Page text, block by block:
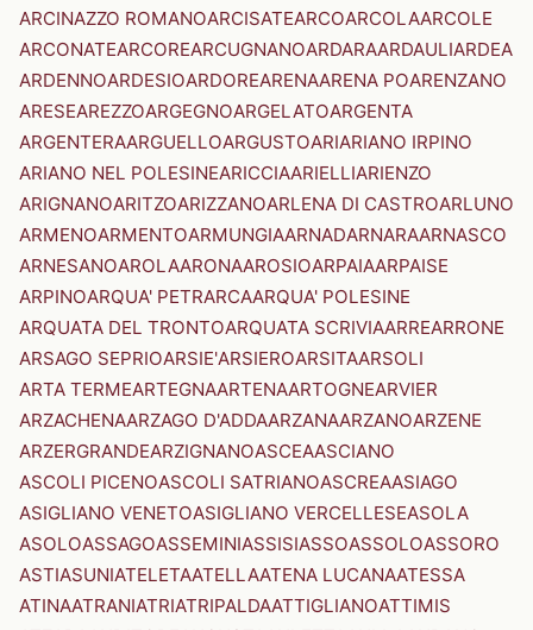
ARCINAZZO ROMANOARCISATEARCOARCOLAARCOLE
ARCONATEARCOREARCUGNANOARDARAARDAULIARDEA
ARDENNOARDESIOARDOREARENAARENA POARENZANO
ARESEAREZZOARGEGNOARGELATOARGENTA
ARGENTERAARGUELLOARGUSTOARIARIANO IRPINO
ARIANO NEL POLESINEARICCIAARIELLIARIENZO
ARIGNANOARITZOARIZZANOARLENA DI CASTROARLUNO
ARMENOARMENTOARMUNGIAARNADARNARAARNASCO
ARNESANOAROLAARONAAROSIOARPAIAARPAISE
ARPINOARQUA' PETRARCAARQUA' POLESINE
ARQUATA DEL TRONTOARQUATA SCRIVIAARREARRONE
ARSAGO SEPRIOARSIE'ARSIEROARSITAARSOLI
ARTA TERMEARTEGNAARTENAARTOGNEARVIER
ARZACHENAARZAGO D'ADDAARZANAARZANOARZENE
ARZERGRANDEARZIGNANOASCEAASCIANO
ASCOLI PICENOASCOLI SATRIANOASCREAASIAGO
ASIGLIANO VENETOASIGLIANO VERCELLESEASOLA
ASOLOASSAGOASSEMINIASSISIASSOASSOLOASSORO
ASTIASUNIATELETAATELLAATENA LUCANAATESSA
ATINAATRANIATRIATRIPALDAATTIGLIANOATTIMIS